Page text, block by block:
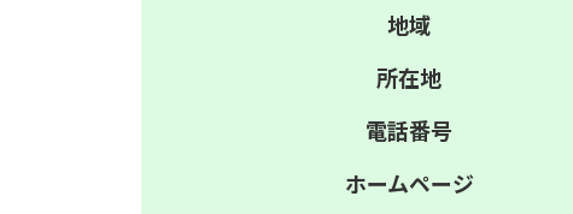
地域
所在地
電話番号
ホームページ